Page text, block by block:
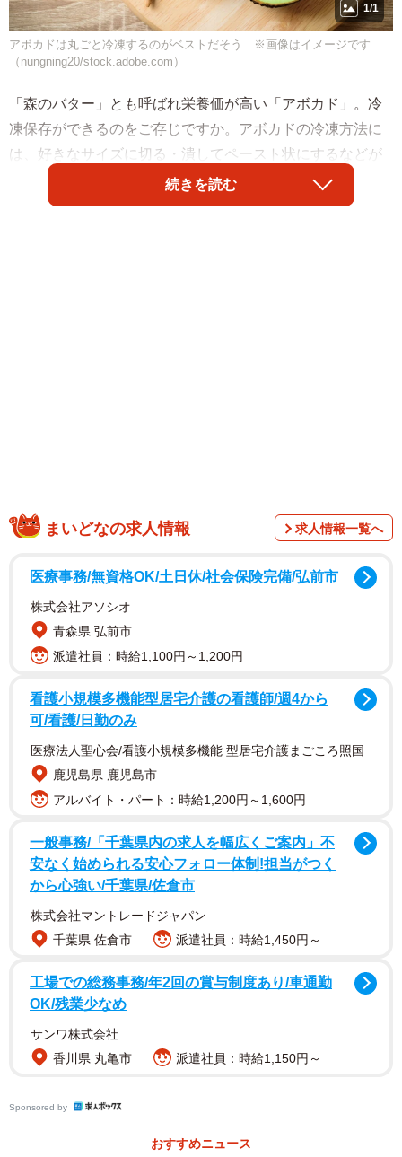
1/1
アボカドは丸ごと冷凍するのがベストだそう ※画像はイメージです
（nungning20/stock.adobe.com）
「森のバター」とも呼ばれ栄養価が高い「アボカド」。冷
凍保存ができるのをご存じですか。アボカドの冷凍方法に
は、好きなサイズに切る・潰してペースト状にするなどが
ありますが、じつは「ベストな冷凍方法」があるのだそ
介されたアボカドの「ベストな冷凍方法」は「丸ごと冷
① アボカド全体を覆うように、ラップで包む
② 冷凍用保存袋に入れ、空気を抜くように口を閉じる
③ 冷凍庫へ入れる
の自然解凍をおすすめしています。この投稿には「知らな
かったぁ」「えっ！？ それだけでいいならやるやる！」
といったの声が寄せらています。なおアボカドは冷やすと
追熟しなくなるため、熟した状態のものを冷凍するように
しましょう。
▽出典：ニチレイフーズ公式X／アボカドの「ベストな冷凍
方法」
803
続きを読む
まいどなの求人情報 求人情報一覧へ
医療事務/無資格OK/土日休/社会保険完備/弘前市
株式会社アソシオ
青森県 弘前市
派遣社員：時給1,100円～1,200円
看護小規模多機能型居宅介護の看護師/週4から
可/看護/日勤のみ
医療法人聖心会/看護小規模多機能 型居宅介護まごころ照国
鹿児島県 鹿児島市
アルバイト・パート：時給1,200円～1,600円
一般事務/「千葉県内の求人を幅広くご案内」不
安なく始められる安心フォロー体制!担当がつく
から心強い/千葉県/佐倉市
株式会社マントレードジャパン
千葉県 佐倉市
派遣社員：時給1,450円～
工場での総務事務/年2回の賞与制度あり/車通勤
OK/残業少なめ
サンワ株式会社
香川県 丸亀市
派遣社員：時給1,150円～
Sponsored by
おすすめニュース